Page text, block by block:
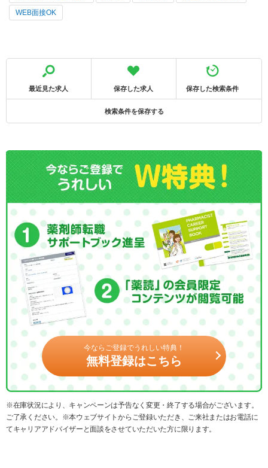
WEB面接OK
最近見た求人 保存した求人 保存した検索条件
検索条件を保存する
今ならご登録でうれしい特典！
無料登録はこちら
※在庫状況により、キャンペーンは予告なく変更・終了する場合がございます。
ご了承ください。※本ウェブサイトからご登録いただき、ご来社またはお電話に
てキャリアアドバイザーと面談をさせていただいた方に限ります。